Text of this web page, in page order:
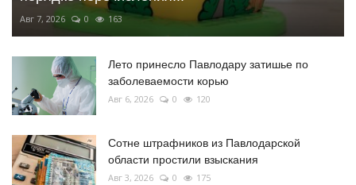
Авг 7, 2026 0 163
Лето принесло Павлодару затишье по
заболеваемости корью
Авг 6, 2026 0 120
Сотне штрафников из Павлодарской
области простили взыскания
Авг 3, 2026 0 175